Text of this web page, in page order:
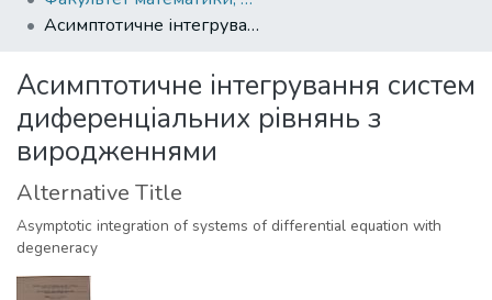
Collections
Statistics
Асимптотичне інтегрування систем диференціальних рівнянь з виродженнями
Асимптотичне інтегрування систем
диференціальних рівнянь з
виродженнями
Alternative Title
Asymptotic integration of systems of differential equation with
degeneracy